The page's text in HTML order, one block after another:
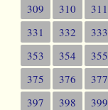
309
310 311
331
332 333
353
354 355
375
376 377
397
398 399